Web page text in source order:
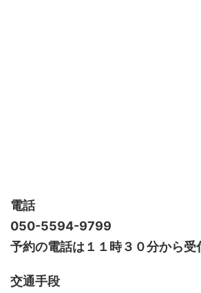
電話
050-5594-9799
予約の電話は１１時３０分から受
交通手段